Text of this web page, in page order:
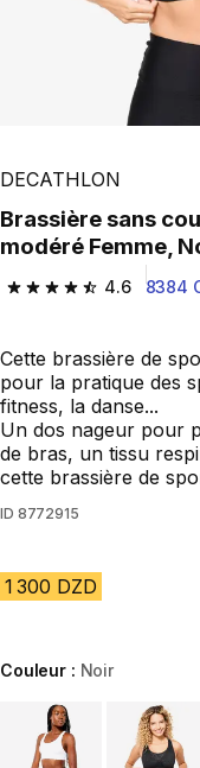
Play Video
DECATHLON
Brassière sans couture dos nageur maintien
modéré Femme,
4.6
4.6 out of 5 stars8384
Cette brassière de
pour la pratique des
fitness, la danse...
Un dos nageur pour
de bras, un tissu
cette brassière de
ID 8772915
1 300 DZD
Couleur : Noir
Choose a variant